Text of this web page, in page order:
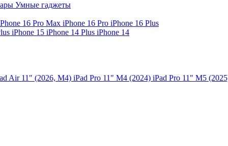
Умные гаджеты
16 Pro Max iPhone 16 Pro iPhone 16 Plus
iPhone 15 iPhone 14 Plus iPhone 14
Air 11" (2026, M4) iPad Pro 11" M4 (2024) iPad Pro 11" M5